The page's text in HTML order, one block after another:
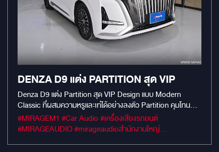
DENZA D9 แต่ง PARTITION สุด VIP
Denza D9 แต่ง Partition สุด VIP Design แบบ Modern
Classic ที่ผสมความหรูและเท่ได้อย่างลงตัว Partition คุมโทนสี
เบจ ตัดด้วย สีดำ / เมทัลลิก ดูอบอุ่นแต่แฝงความพรีเมียม มา
พร้อม จอ TV ขนาด 27 นิ้ว (Full HD) และ กล่อง Google TV
Magic Glass ปรับ “ใส - ขุ่น” ได้ตามใจ แถมยัง เลื่อนขึ้น - ลง ได้
#MIRAGEM1 #Car Audio #เครื่องเสียงรถยนต์
#MIRAGEAUDIO #mirageaudioสำนักงานใหญ่